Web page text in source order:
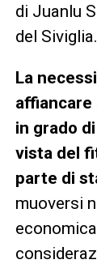
di Juanlu
del Siviglia.
La
affiancare
in grado
vista del
parte di
muoversi